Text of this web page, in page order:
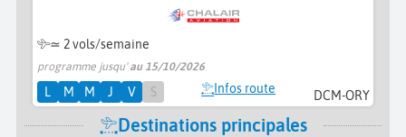
DCM-ORY
≃ 2 vols/semaine
programme jusqu'au 15/10/2026
L M M J V S Infos route
Destinations principales